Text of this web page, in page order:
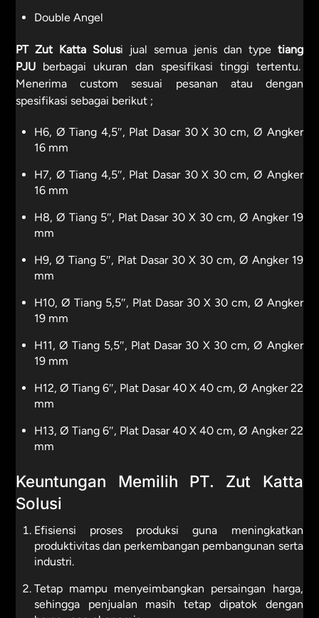
Double Angel
PT Zut Katta Solusi jual semua jenis dan type tiang
PJU berbagai ukuran dan spesifikasi tinggi tertentu.
Menerima custom sesuai pesanan atau dengan
spesifikasi sebagai berikut ;
H6, Ø Tiang 4,5″, Plat Dasar 30 X 30 cm, Ø Angker
16 mm
H7, Ø Tiang 4,5″, Plat Dasar 30 X 30 cm, Ø Angker
16 mm
H8, Ø Tiang 5″, Plat Dasar 30 X 30 cm, Ø Angker 19
mm
H9, Ø Tiang 5″, Plat Dasar 30 X 30 cm, Ø Angker 19
mm
H10, Ø Tiang 5,5″, Plat Dasar 30 X 30 cm, Ø Angker
19 mm
H11, Ø Tiang 5,5″, Plat Dasar 30 X 30 cm, Ø Angker
19 mm
H12, Ø Tiang 6″, Plat Dasar 40 X 40 cm, Ø Angker 22
mm
H13, Ø Tiang 6″, Plat Dasar 40 X 40 cm, Ø Angker 22
mm
Keuntungan Memilih PT. Zut Katta
Solusi
Efisiensi proses produksi guna meningkatkan
produktivitas dan perkembangan pembangunan serta
industri.
Tetap mampu menyeimbangkan persaingan harga,
sehingga penjualan masih tetap dipatok dengan